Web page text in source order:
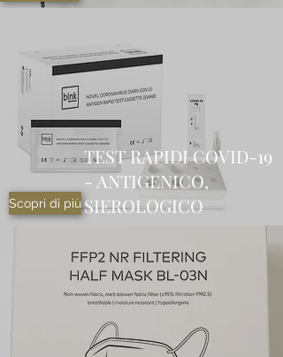
Scopri di più
TEST RAPIDI COVID-19
- ANTIGENICO,
SIEROLOGICO